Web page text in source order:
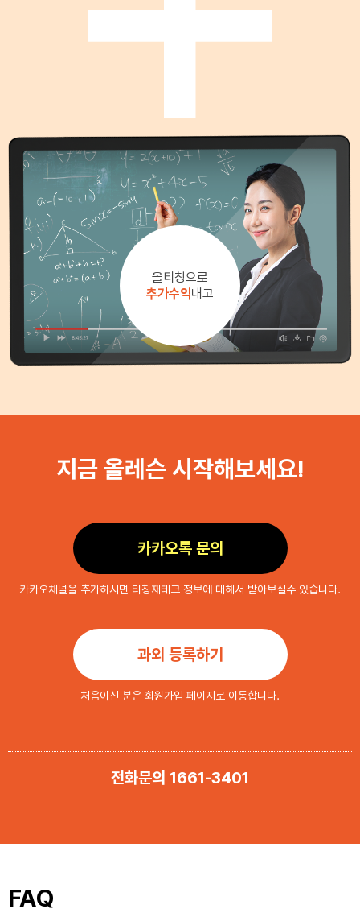
올티칭으로
추가수익내고
지금 올레슨 시작해보세요!
카카오톡 문의
카카오채널을 추가하시면 티칭재테크 정보에 대해서 받아보실수 있습니다.
과외 등록하기
처음이신 분은 회원가입 페이지로 이동합니다.
전화문의 1661-3401
FAQ